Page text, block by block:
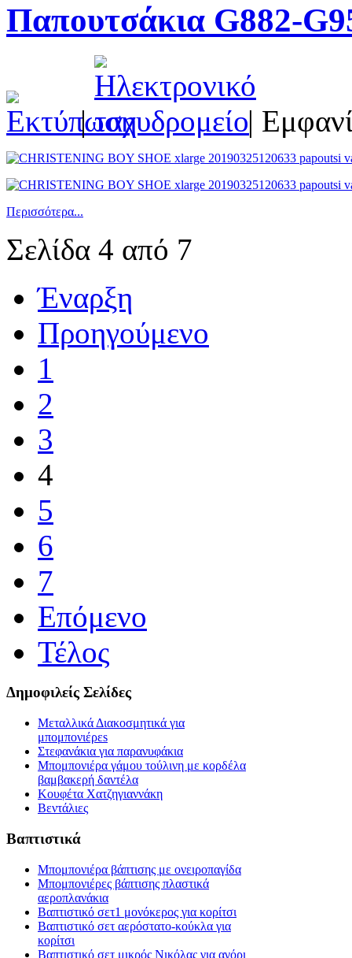
Παπουτσάκια G882-
| |
Περισσότερα...
Σελίδα 4 από 7
Έναρξη
Προηγούμενο
1
2
3
4
5
6
7
Επόμενο
Τέλος
Δημοφιλείς Σελίδες
Μεταλλικά Διακοσμητικά για
μπομπονιέρεs
Στεφανάκια για παρανυφάκια
Μπομπονιέρα γάμου τούλινη με κορδέλα
βαμβακερή δαντέλα
Κουφέτα Χατζηγιαννάκη
Βεντάλιες
Βαπτιστικά
Μπομπονιέρα βάπτισης με ονειροπαγίδα
Μπομπονιέρες βάπτισης πλαστικά
αεροπλανάκια
Βαπτιστικό σετ1 μονόκερος για κορίτσι
Βαπτιστικό σετ αερόστατο-κούκλα για
κορίτσι
Βαπτιστικό σετ μικρός Νικόλας για αγόρι